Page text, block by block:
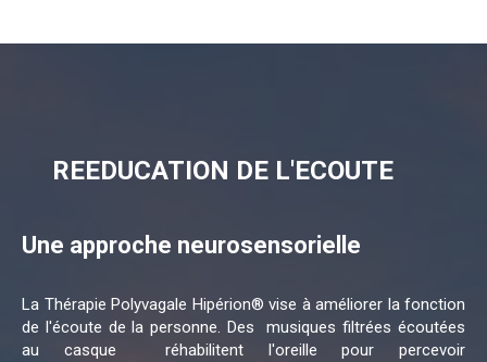
REEDUCATION DE L'ECOUTE
Une approche neurosensorielle
La Thérapie Polyvagale Hipérion® vise à améliorer la fonction
de l'écoute de la personne. Des musiques filtrées écoutées
au casque
réhabilitent l'oreille pour percevoir